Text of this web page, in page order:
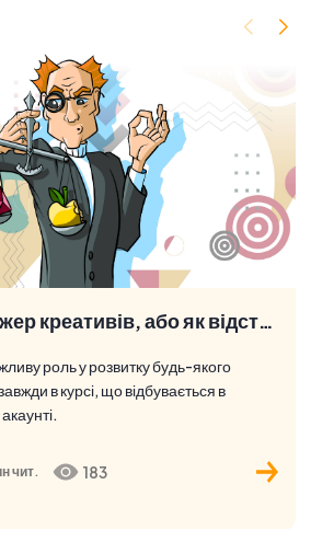
Сервіс - менеджер креативів, або як відстежувати ефективність рекламних банерів
роль у розвитку будь-якого
в курсі, що відбувається в
чит. 183